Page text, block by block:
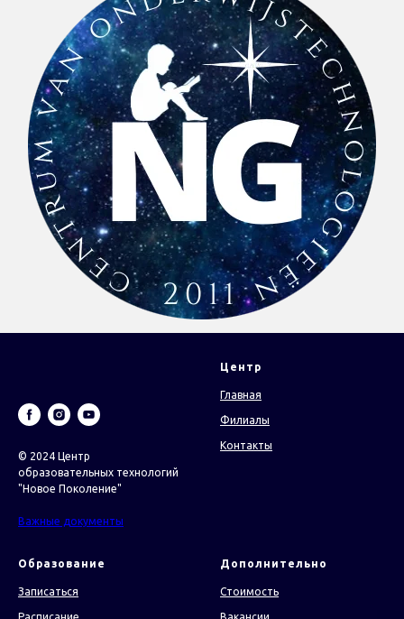
© 2024 Центр
образовательных технологий
"Новое Поколение"
Важные документы
Центр
Главная
Филиалы
Контакты
Образование
Записаться
Дополнительно
Стоимость